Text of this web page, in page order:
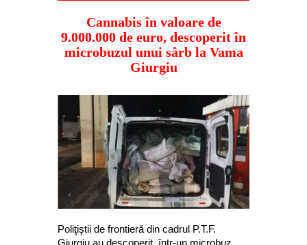
economic, editoriale giurgiu, dezvaluiri,
soc, cancan, stiri locale
Cannabis în valoare de
9.000.000 de euro, descoperit în
microbuzul unui sârb la Vama
Giurgiu
Poliţiştii de frontieră din cadrul P.T.F.
Giurgiu au descoperit, într-un microbuz